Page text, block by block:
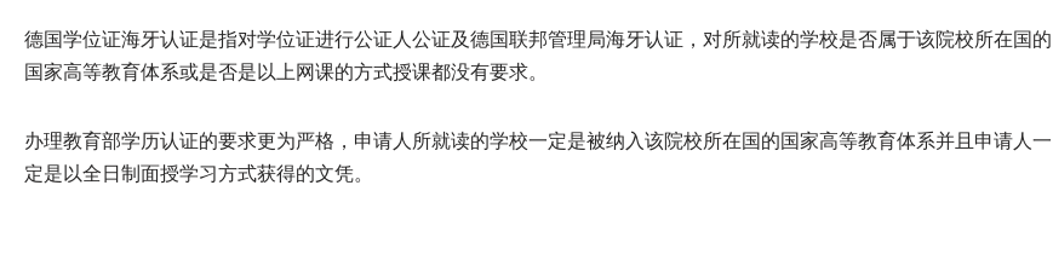
德国学位证海牙认证是指对学位证进行公证人公证及德国联邦管理局海牙认证，对所就读的学校是否属于该院校所在国的
国家高等教育体系或是否是以上网课的方式授课都没有要求。
办理教育部学历认证的要求更为严格，申请人所就读的学校一定是被纳入该院校所在国的国家高等教育体系并且申请人一
定是以全日制面授学习方式获得的文凭。